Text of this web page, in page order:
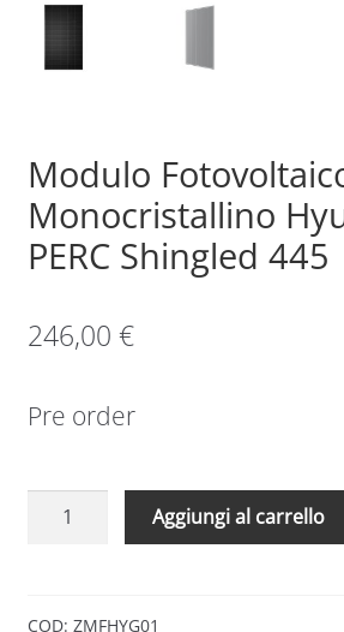
Modulo
Monocristallino
PERC Shingled 445
246,00 €
Pre order
Modulo
PERC
Aggiungi al carrello
COD: ZMFHYG01